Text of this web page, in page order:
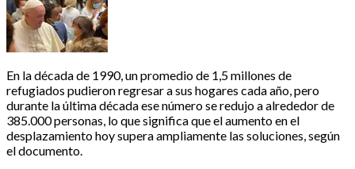
En la década de 1990, un promedio de 1,5 millones de
refugiados pudieron regresar a sus hogares cada año, pero
durante la última década ese número se redujo a alrededor de
385.000 personas, lo que significa que el aumento en el
desplazamiento hoy supera ampliamente las soluciones, según
el documento.